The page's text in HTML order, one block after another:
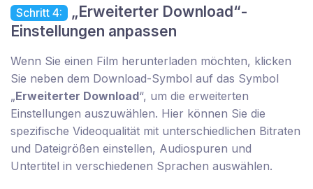
Schritt 4: „Erweiterter Download“-
Einstellungen anpassen
Wenn Sie einen Film herunterladen möchten, klicken
Sie neben dem Download-Symbol auf das Symbol
„Erweiterter Download“, um die erweiterten
Einstellungen auszuwählen. Hier können Sie die
spezifische Videoqualität mit unterschiedlichen Bitraten
und Dateigrößen einstellen, Audiospuren und
Untertitel in verschiedenen Sprachen auswählen.